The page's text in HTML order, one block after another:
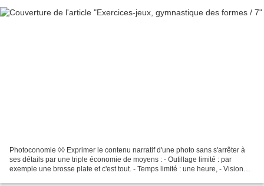
Photoconomie ◊◊ Exprimer le contenu narratif d'une photo sans s'arrêter à
ses détails par une triple économie de moyens : - Outillage limité : par
exemple une brosse plate et c'est tout. - Temps limité : une heure, - Vision